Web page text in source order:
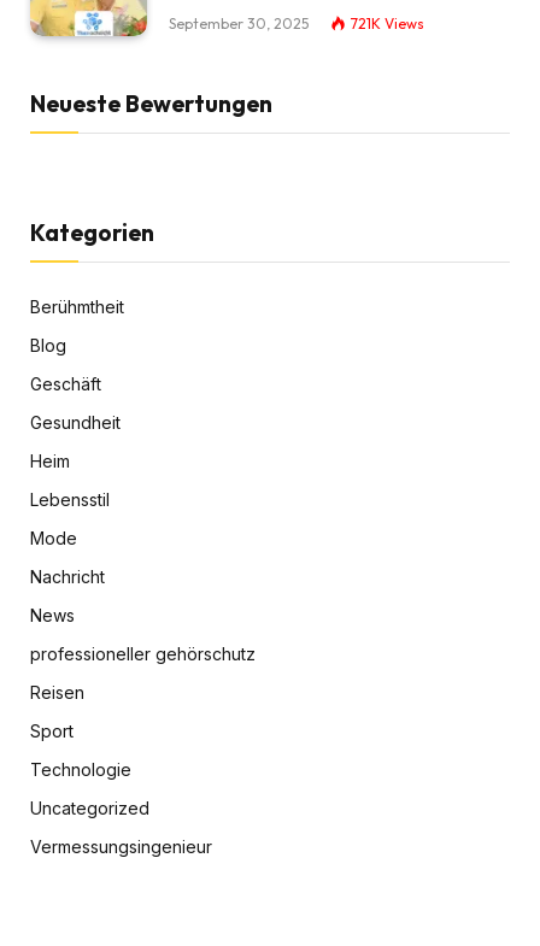
September 30, 2025 721K Views
Neueste Bewertungen
Kategorien
Berühmtheit
Blog
Geschäft
Gesundheit
Heim
Lebensstil
Mode
Nachricht
News
professioneller gehörschutz
Reisen
Sport
Technologie
Uncategorized
Vermessungsingenieur